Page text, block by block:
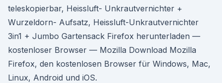
teleskopierbar, Heissluft- Unkrautvernichter +
Wurzeldorn- Aufsatz, Heissluft-Unkrautvernichter
3in1 + Jumbo Gartensack Firefox herunterladen —
kostenloser Browser — Mozilla Download Mozilla
Firefox, den kostenlosen Browser für Windows, Mac,
Linux, Android und iOS.